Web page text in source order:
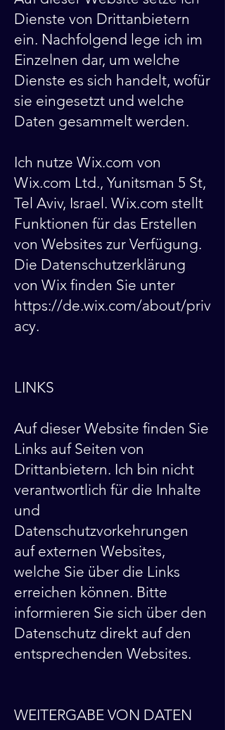
Dienste von Drittanbietern
ein. Nachfolgend lege ich im
Einzelnen dar, um welche
Dienste es sich handelt, wofür
sie eingesetzt und welche
Daten gesammelt werden.
Ich nutze Wix.com von
Wix.com Ltd., Yunitsman 5 St,
Tel Aviv, Israel. Wix.com stellt
Funktionen für das Erstellen
von Websites zur Verfügung.
Die Datenschutzerklärung
von Wix finden Sie unter
https://de.wix.com/about/priv
acy.
LINKS
Auf dieser Website finden Sie
Links auf Seiten von
Drittanbietern. Ich bin nicht
verantwortlich für die Inhalte
und
Datenschutzvorkehrungen
auf externen Websites,
welche Sie über die Links
erreichen können. Bitte
informieren Sie sich über den
Datenschutz direkt auf den
entsprechenden Websites.
WEITERGABE VON DATEN